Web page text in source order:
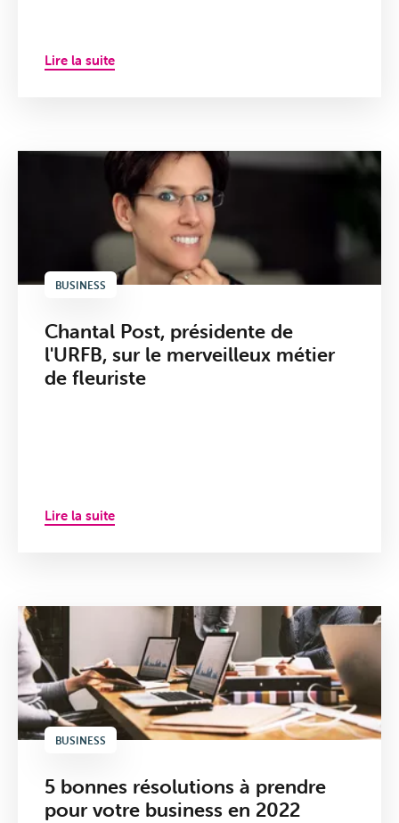
Lire la suite
BUSINESS
Chantal Post, présidente de
l'URFB, sur le merveilleux métier
de fleuriste
Lire la suite
BUSINESS
5 bonnes résolutions à prendre
pour votre business en 2022